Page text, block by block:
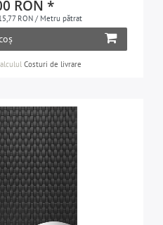
RON *
RON / Metru pătrat
Costuri de livrare